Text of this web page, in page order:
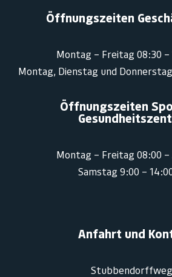
Öffnungszeiten
Montag – Freitag 08:30 –
Montag, Dienstag und
Öffnungszeiten
Montag – Freitag 08:00 –
Samstag 9:00 –
Anfahrt und